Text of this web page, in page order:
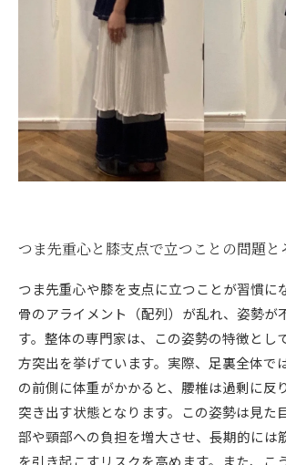
つま先重心と膝支点で立つことの問題と
つま先重心や膝を支点に立つことが習慣に
骨のアライメント（配列）が乱れ、姿勢が
す。整体の専門家は、この姿勢の特徴とし
方突出を挙げています。実際、足裏全体で
の前側に体重がかかると、腰椎は過剰に反
突き出す状態となります。この姿勢は見た
部や頸部への負担を増大させ、長期的には
を引き起こすリスクを高めます。また、こ